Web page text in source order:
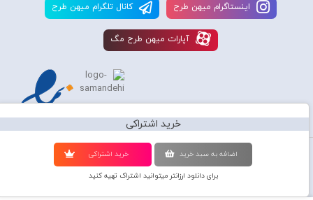
خرید اشتراکی
اضافه به سبد خريد خريد اشتراکی
برای دانلود ارزانتر میتوانید اشتراک تهیه کنید
اينستاگرام ميهن طرح کانال تلگرام ميهن طرح
آپارات ميهن طرح مگ
استفاده از محصولات سايت میهن طرح برای مقاصد تجاری ممنوع و موجب پیگرد
قانونی میباشد و کليه حقوق اين سايت متعلق به شرکت دانش بنیان میهن طرح
گرافیک می‌باشد.